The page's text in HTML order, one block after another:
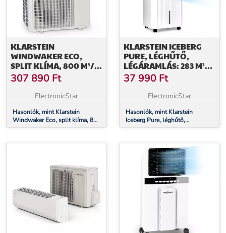
KLARSTEIN
WINDWAKER ECO,
SPLIT KLÍMA, 800 M³/
Ó, 18.000 BTU/Ó (5274
W), A++
307 890 Ft
ElectronicStar
Hasonlók, mint Klarstein
Windwaker Eco, split klíma, 800
m³/ó, 18.000 btu/ó (5274 W),
KLARSTEIN ICEBERG
PURE, LÉGHŰTŐ,
LÉGÁRAMLÁS: 283 M³/
Ó, 65 W, TARTÁLY: 5
LITER
37 990 Ft
ElectronicStar
Hasonlók, mint Klarstein
Iceberg Pure, léghűtő,
légáramlás: 283 m³/ó, 65 W,